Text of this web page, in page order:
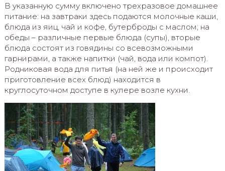
В указанную сумму включено трехразовое домашнее
питание: на завтраки здесь подаются молочные каши,
блюда из яиц, чай и кофе, бутерброды с маслом; на
обеды – различные первые блюда (супы), вторые
блюда состоят из говядины со всевозможными
гарнирами, а также напитки (чай, вода или компот).
Родниковая вода для питья (на ней же и происходит
приготовление всех блюд) находится в
круглосуточном доступе в кулере возле кухни.